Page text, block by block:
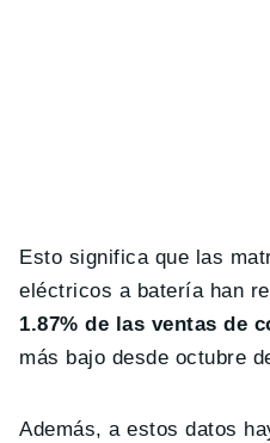
Esto significa que las
eléctricos a batería han
1.87% de las ventas de
más bajo desde octubre
Además, a estos datos